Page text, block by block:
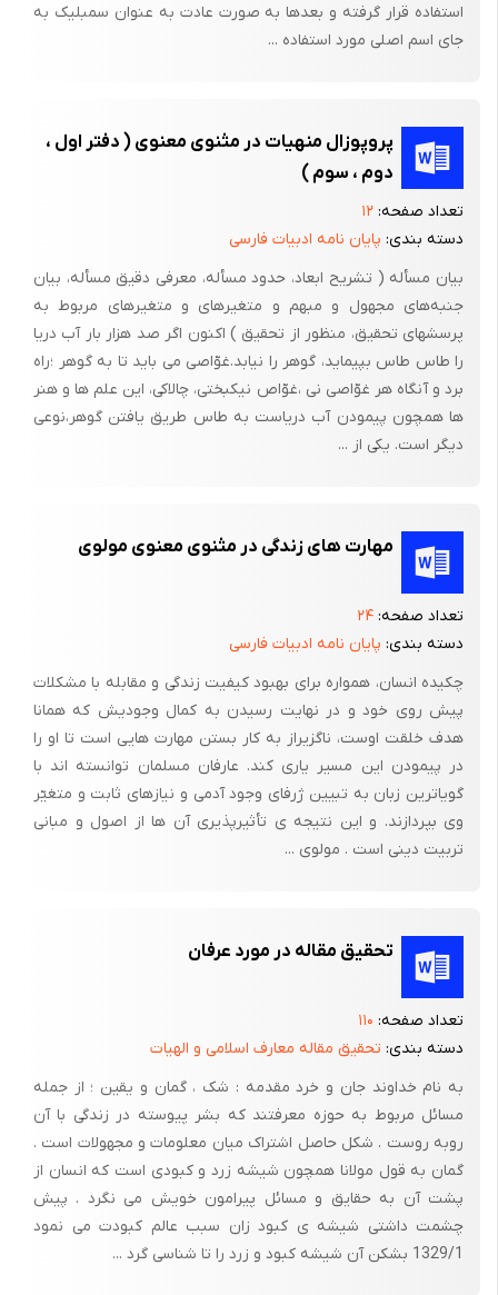
استفاده قرار گرفته و بعدها به صورت عادت به عنوان سمبلیک به
جای اسم اصلی مورد استفاده ...
پروپوزال منهیات در مثنوی معنوی ( دفتر اول ،
دوم ، سوم )
تعداد صفحه: ۱۲
دسته بندی: پایان نامه ادبیات فارسی
بیان مسأله ( تشریح ابعاد، حدود مسأله، معرفی دقیق مسأله، بیان
جنبه‌های مجهول و مبهم و متغیرهای و متغیرهای مربوط به
پرسشهای تحقیق، منظور از تحقیق ) اکنون اگر صد هزار بار آب دریا
را طاس طاس بپیماید، گوهر را نیابد.غوّاصی می باید تا به گوهر ؛راه
برد و آنگاه هر غوّاصی نی ،غوّاص نیکبختی، چالاکی، این علم ها و هنر
ها همچون پیمودن آب دریاست به طاس طریق یافتن گوهر،نوعی
دیگر است. یکی از ...
مهارت های زندگی در مثنوی معنوی مولوی
تعداد صفحه: ۲۴
دسته بندی: پایان نامه ادبیات فارسی
چکیده انسان، همواره برای بهبود کیفیت زندگی و مقابله با مشکلات
پیش روی خود و در نهایت رسیدن به کمال وجودیش که همانا
هدف خلقت اوست، ناگزیراز به کار بستن مهارت هایی است تا او را
در پیمودن این مسیر یاری کند. عارفان مسلمان توانسته اند با
گویاترین زبان به تبیین ژرفای وجود آدمی و نیازهای ثابت و متغیّر
وی بپردازند. و این نتیجه ی تأثیرپذیری آن ها از اصول و مبانی
تربیت دینی است . مولوی ...
تحقیق مقاله در مورد عرفان
تعداد صفحه: ۱۱۰
دسته بندی: تحقیق مقاله معارف اسلامی و الهیات
به نام خداوند جان و خرد مقدمه :‌ شک ،‌ گمان و یقین ؛ از جمله
مسائل مربوط به حوزه معرفتند که بشر پیوسته در زندگی با آن
روبه روست . شکل حاصل اشتراک میان معلومات و مجهولات است .
گمان به قول مولانا همچون شیشه زرد و کبودی است که انسان از
پشت آن به حقایق و مسائل پیرامون خویش می نگرد . پیش
چشمت داشتی شیشه ی کبود زان سبب عالم کبودت می نمود
1329/1 بشکن آن شیشه کبود و زرد را تا شناسی گرد ...